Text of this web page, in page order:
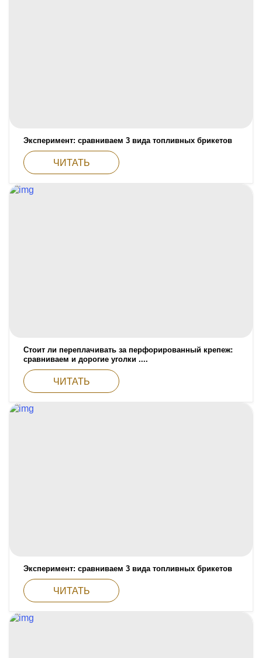
Эксперимент: сравниваем 3 вида топливных брикетов
ЧИТАТЬ
Стоит ли переплачивать за перфорированный крепеж:
сравниваем и дорогие уголки ....
ЧИТАТЬ
Эксперимент: сравниваем 3 вида топливных брикетов
ЧИТАТЬ